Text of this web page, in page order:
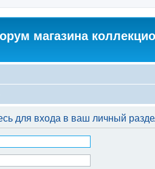
магазина
для входа в ваш личный